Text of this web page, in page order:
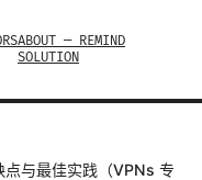
ABOUT — REMIND
SOLUTION
与最佳实践（VPNs 专